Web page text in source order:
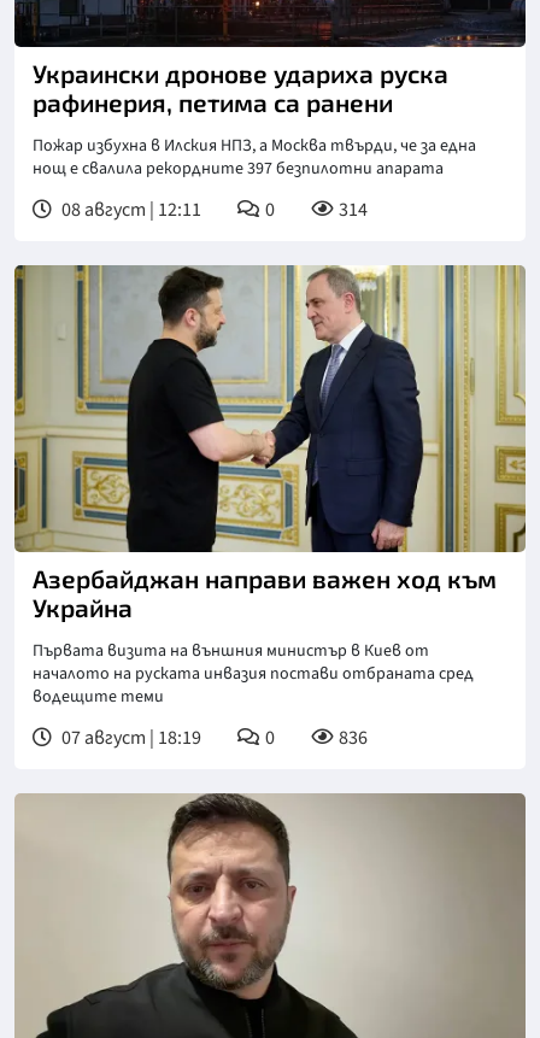
Украински дронове удариха руска
рафинерия, петима са ранени
Пожар избухна в Илския НПЗ, а Москва твърди, че за една
нощ е свалила рекордните 397 безпилотни апарата
08 август | 12:11 0 314
Азербайджан направи важен ход към
Украйна
Първата визита на външния министър в Киев от
началото на руската инвазия постави отбраната сред
водещите теми
07 август | 18:19 0 836